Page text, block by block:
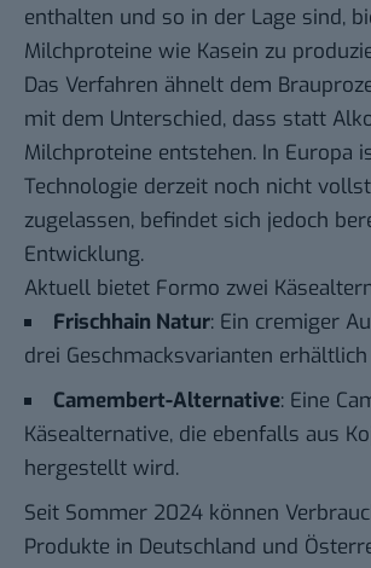
enthalten und so in der Lage sind,
Milchproteine wie Kasein zu
Das Verfahren ähnelt dem
mit dem Unterschied, dass statt
Milchproteine entstehen. In Europa
Technologie derzeit noch nicht
zugelassen, befindet sich jedoch
Entwicklung.
Aktuell bietet Formo zwei
Frischhain Natur: Ein cremiger
drei Geschmacksvarianten
Camembert-Alternative: Eine
Käsealternative, die ebenfalls aus
hergestellt wird.
Seit Sommer 2024 können
Produkte in Deutschland und